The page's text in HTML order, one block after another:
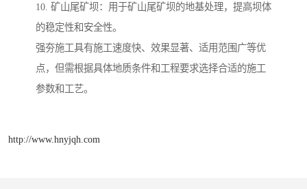
10. 矿山尾矿坝：用于矿山尾矿坝的地基处理，提高坝体
的稳定性和安全性。
强夯施工具有施工速度快、效果显著、适用范围广等优
点，但需根据具体地质条件和工程要求选择合适的施工
参数和工艺。
http://www.hnyjqh.com